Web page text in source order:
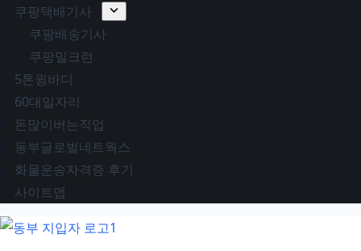
쿠팡택배기사
쿠팡배송기사
쿠팡밀크런
5톤윙바디
60대일자리
돈많이버는직업
동부글로벌네트웍스
화물운송자격증 후기
사이트맵